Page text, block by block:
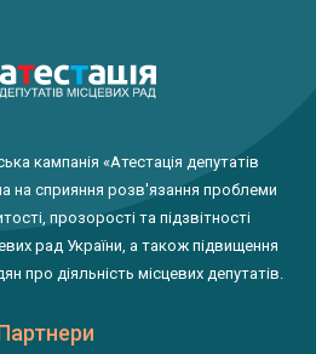
кампанія «Атестація депутатів
на сприяння розв'язання проблеми
прозорості та підзвітності
рад України, а також підвищення
про діяльність місцевих депутатів.